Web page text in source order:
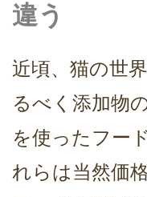
違う
近頃、猫の世
るべく添加物
を使ったフー
れらは当然価